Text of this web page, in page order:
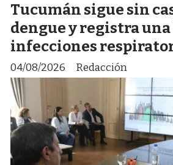
Tucumán sigue sin
dengue y registra una
infecciones
Redacción
04/08/2026